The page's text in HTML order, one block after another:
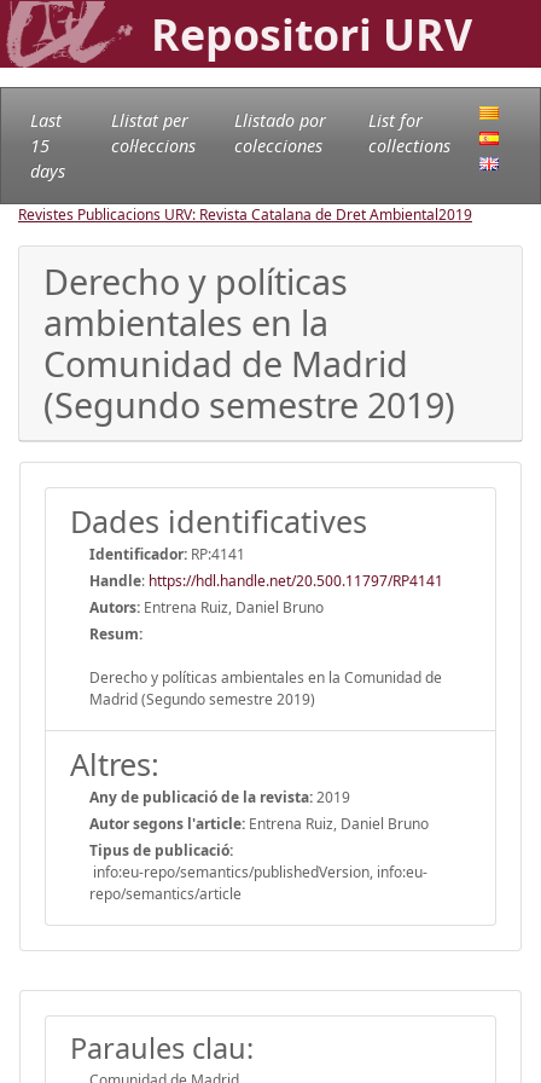
Repositori URV
Last
15
days
Llistat per
col·leccions
Llistado por
colecciones
List for
collections
Revistes Publicacions URV: Revista Catalana de Dret Ambiental2019
Derecho y políticas
ambientales en la
Comunidad de Madrid
(Segundo semestre 2019)
Dades identificatives
Identificador: RP:4141
Handle: https://hdl.handle.net/20.500.11797/RP4141
Autors: Entrena Ruiz, Daniel Bruno
Resum:
Derecho y políticas ambientales en la Comunidad de
Madrid (Segundo semestre 2019)
Altres:
Any de publicació de la revista:2019
Autor segons l'article: Entrena Ruiz, Daniel Bruno
Tipus de publicació:
info:eu-repo/semantics/publishedVersion, info:eu-
repo/semantics/article
Paraules clau: